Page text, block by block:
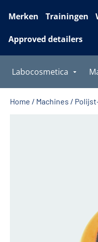
Merken Trainingen
Approved detailers
Labocosmetica
Home / Machines /